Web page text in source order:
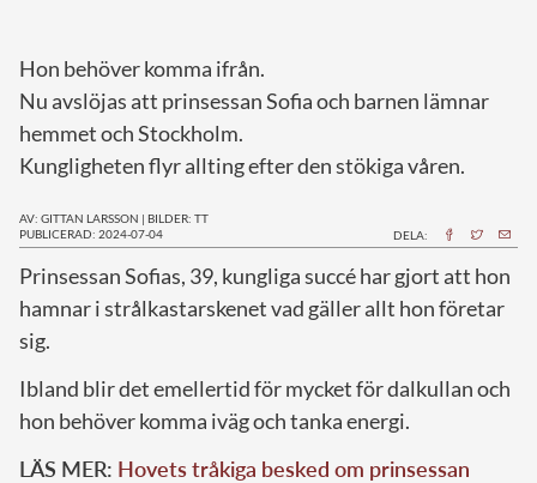
Hon behöver komma ifrån.
Nu avslöjas att prinsessan Sofia och barnen lämnar
hemmet och Stockholm.
Kungligheten flyr allting efter den stökiga våren.
AV: GITTAN LARSSON | BILDER: TT
PUBLICERAD: 2024-07-04
DELA:
Prinsessan Sofias, 39, kungliga succé har gjort att hon
hamnar i strålkastarskenet vad gäller allt hon företar
sig.
Ibland blir det emellertid för mycket för dalkullan och
hon behöver komma iväg och tanka energi.
LÄS MER: Hovets tråkiga besked om prinsessan